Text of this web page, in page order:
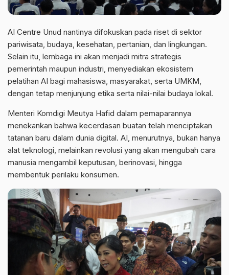
AI Centre Unud nantinya difokuskan pada riset di sektor
pariwisata, budaya, kesehatan, pertanian, dan lingkungan.
Selain itu, lembaga ini akan menjadi mitra strategis
pemerintah maupun industri, menyediakan ekosistem
pelatihan AI bagi mahasiswa, masyarakat, serta UMKM,
dengan tetap menjunjung etika serta nilai-nilai budaya lokal.
Menteri Komdigi Meutya Hafid dalam pemaparannya
menekankan bahwa kecerdasan buatan telah menciptakan
tatanan baru dalam dunia digital. AI, menurutnya, bukan hanya
alat teknologi, melainkan revolusi yang akan mengubah cara
manusia mengambil keputusan, berinovasi, hingga
membentuk perilaku konsumen.